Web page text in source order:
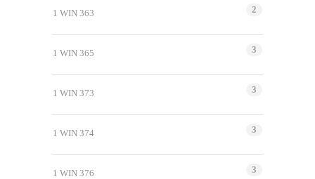
1 WIN 363 2
1 WIN 365 3
1 WIN 373 3
1 WIN 374 3
1 WIN 376 3